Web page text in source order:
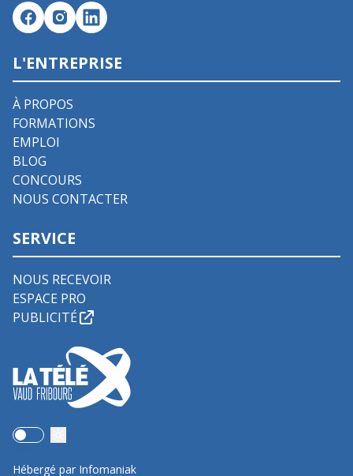
L'ENTREPRISE
À PROPOS
FORMATIONS
EMPLOI
BLOG
CONCOURS
NOUS CONTACTER
SERVICE
NOUS RECEVOIR
ESPACE PRO
PUBLICITÉ
Use setting
Hébergé par Infomaniak